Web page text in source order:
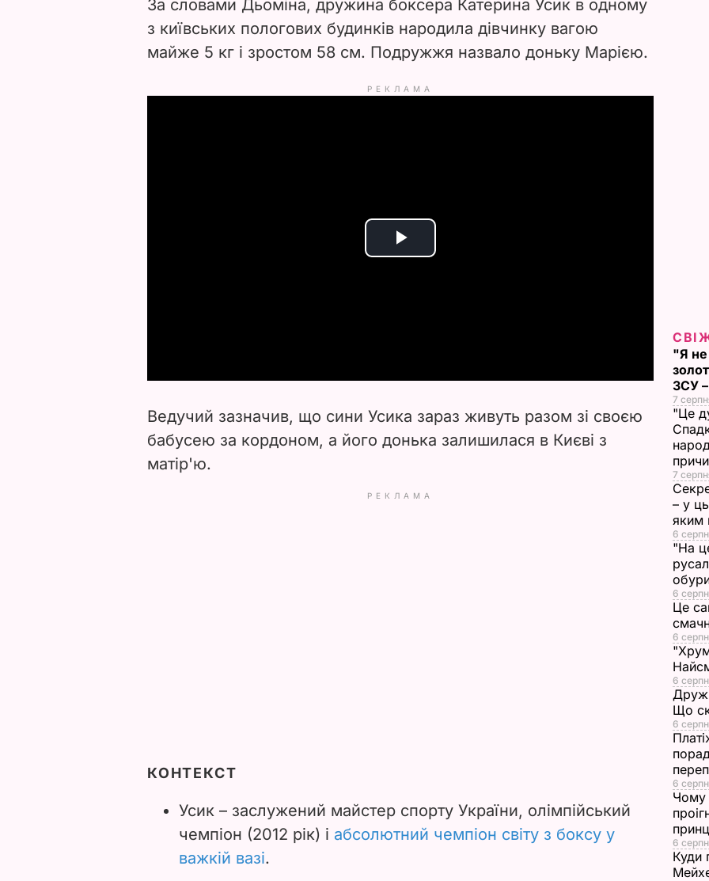
За словами Дьоміна, дружина боксера Катерина Усик в одному
з київських пологових будинків народила дівчинку вагою
майже 5 кг і зростом 58 см. Подружжя назвало доньку Марією.
РЕКЛАМА
P
i
e
Ведучий зазначив, що сини Усика зараз живуть разом зі своєю
бабусею за кордоном, а його донька залишилася в Києві з
матір'ю.
РЕКЛАМА
КОНТЕКСТ
Усик – заслужений майстер спорту України, олімпійський
чемпіон (2012 рік) і абсолютний чемпіон світу з боксу у
важкій вазі.
"Я
ЗСУ
7
"Це
7
– у
яким
6
"На
6
Це
6
6
Що
6
6
Чому
6
Куди